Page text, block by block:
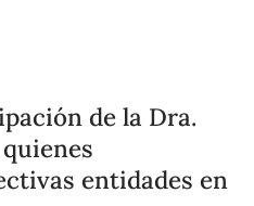
de la Dra.
entidades en